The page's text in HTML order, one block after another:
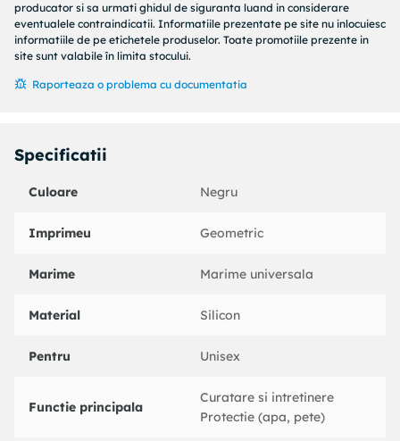
producator si sa urmati ghidul de siguranta luand in considerare
eventualele contraindicatii. Informatiile prezentate pe site nu inlocuiesc
informatiile de pe etichetele produselor. Toate promotiile prezente in
site sunt valabile în limita stocului.
Raporteaza o problema cu documentatia
Specificatii
Culoare Negru
Imprimeu Geometric
Marime Marime universala
Material Silicon
Pentru Unisex
Functie principala
Curatare si intretinere
Protectie (apa, pete)